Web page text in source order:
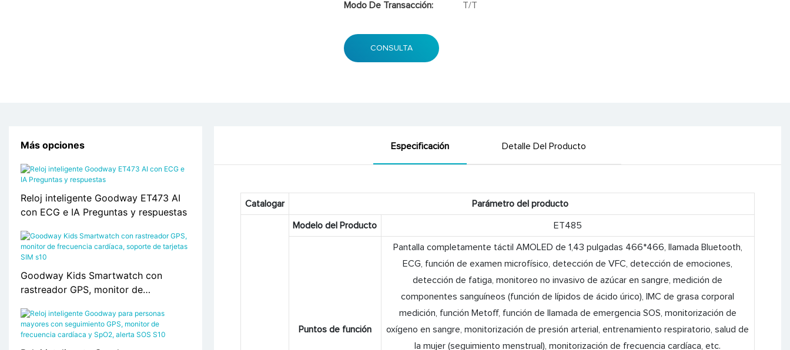
Modo De Transacción: T/T
CONSULTA
Especificación Detalle Del Producto
Catalogar Parámetro del producto
Modelo del Producto ET485
Puntos de función
Pantalla completamente táctil AMOLED de 1,43 pulgadas 466*466, llamada Bluetooth,
ECG, función de examen microfísico, detección de VFC, detección de emociones,
detección de fatiga, monitoreo no invasivo de azúcar en sangre, medición de
componentes sanguíneos (función de lípidos de ácido úrico), IMC de grasa corporal
medición, función Metoff, función de llamada de emergencia SOS, monitorización de
oxígeno en sangre, monitorización de presión arterial, entrenamiento respiratorio, salud de
la mujer (seguimiento menstrual), monitorización de frecuencia cardíaca, etc.
Más opciones
Reloj inteligente Goodway ET473 AI
con ECG e IA Preguntas y respuestas
Goodway Kids Smartwatch con
rastreador GPS, monitor de
tarjetas SIM s10